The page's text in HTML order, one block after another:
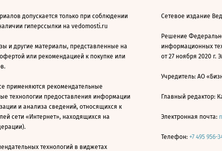
допускается только при соблюдении
гиперссылки на vedomosti.ru
и другие материалы, представленные на
или рекомендацией к покупке или
применяются рекомендательные
технологии предоставления информации
и анализа сведений, относящихся к
сети «Интернет», находящихся на
технологий в виджетах
Сетевое издание
Решение
информационных
от 27 ноября 2020 г.
Учредитель: АО
Главный редактор:
Электронная почта:
Телефон: +7 495 956-